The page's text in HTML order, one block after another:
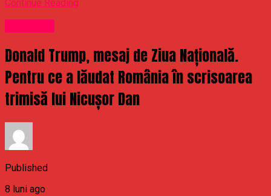
Continue Reading
Donald Trump, mesaj de Ziua Națională.
Pentru ce a lăudat România în scrisoarea
trimisă lui Nicușor Dan
Published
8 luni ago